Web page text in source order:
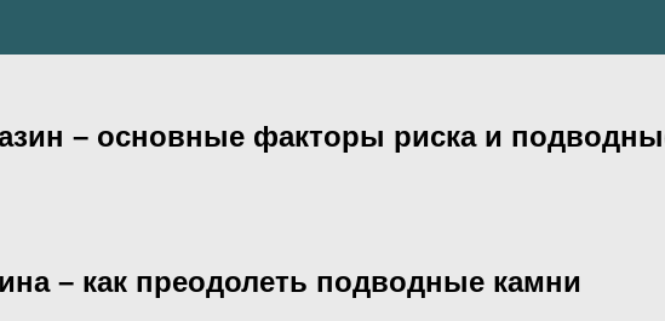
– основные факторы риска и
– как преодолеть подводные камни